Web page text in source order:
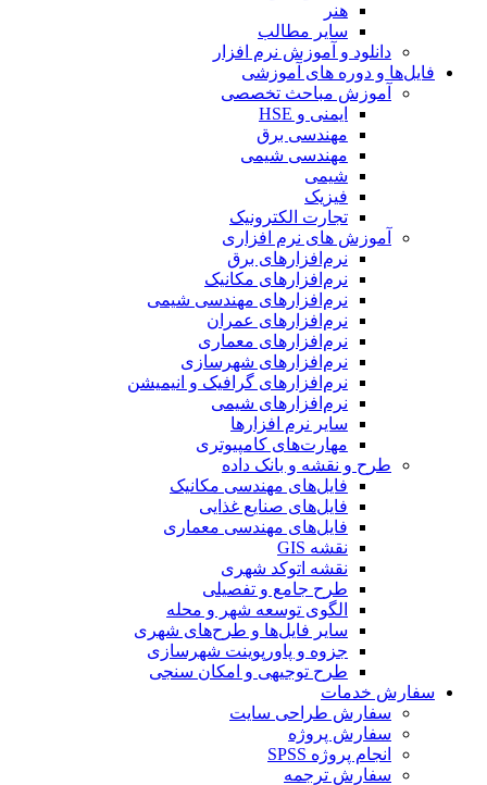
هنر
سایر مطالب
دانلود و آموزش نرم افزار
فایل‌ها و دوره های آموزشی
آموزش مباحث تخصصی
ایمنی و HSE
مهندسی برق
مهندسی شیمی
شیمی
فیزیک
تجارت الکترونیک
آموزش های نرم افزاری
نرم‌افزارهای برق
نرم‌افزارهای مکانیک
نرم‌افزارهای مهندسی شیمی
نرم‌افزارهای عمران
نرم‌افزارهای معماری
نرم‌افزارهای شهرسازی
نرم‌افزارهای گرافیک و انیمیشن
نرم‌افزارهای شیمی
سایر نرم افزارها
مهارت‌های کامپیوتری
طرح و نقشه و بانک داده
فایل‌های مهندسی مکانیک
فایل‌های صنایع غذایی
فایل‌های مهندسی معماری
نقشه GIS
نقشه اتوکد شهری
طرح جامع و تفصیلی
الگوی توسعه شهر و محله
سایر فایل‌ها و طرح‌های شهری
جزوه و پاورپوینت شهرسازی
طرح توجیهی و امکان سنجی
سفارش خدمات
سفارش طراحی سایت
سفارش پروژه
انجام پروژه SPSS
سفارش ترجمه